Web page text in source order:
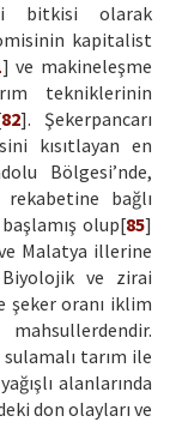
bitkisi olarak
kapitalist
] ve makineleşme
tekniklerinin
82]. Şekerpancarı
kısıtlayan en
Bölgesi’nde,
bağlı
olup[85]
Malatya illerine
ve zirai
şeker oranı iklim
tarım ile
alanlarında
don olayları ve